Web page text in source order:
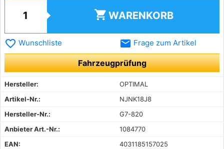
shopping_cart WARENKORB
favorite_border Wunschliste email Frage zum Artikel
Fahrzeugprüfung
Hersteller:
OPTIMAL
Artikel-Nr.:
NJNK18J8
Hersteller-Nr.:
G7-820
Anbieter Art.-Nr.:
1084770
EAN:
4031185157025